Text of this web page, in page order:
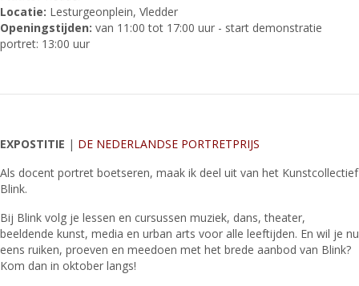
Locatie: Lesturgeonplein, Vledder
Openingstijden: van 11:00 tot 17:00 uur - start demonstratie
portret: 13:00 uur
EXPOSTITIE | DE NEDERLANDSE PORTRETPRIJS
Als docent portret boetseren, maak ik deel uit van het Kunstcollectief
Blink.
Bij Blink volg je lessen en cursussen muziek, dans, theater,
beeldende kunst, media en urban arts voor alle leeftijden. En wil je nu
eens ruiken, proeven en meedoen met het brede aanbod van Blink?
Kom dan in oktober langs!